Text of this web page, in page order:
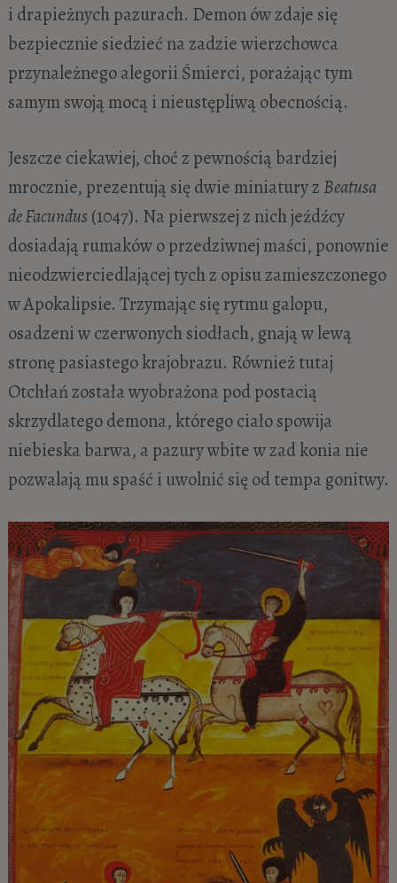
i drapieżnych pazurach. Demon ów zdaje się
bezpiecznie siedzieć na zadzie wierzchowca
przynależnego alegorii Śmierci, porażając tym
samym swoją mocą i nieustępliwą obecnością.
Jeszcze ciekawiej, choć z pewnością bardziej
mrocznie, prezentują się dwie miniatury z Beatusa
de Facundus(1047). Na pierwszej z nich jeźdźcy
dosiadają rumaków o przedziwnej maści, ponownie
nieodzwierciedlającej tych z opisu zamieszczonego
w Apokalipsie. Trzymając się rytmu galopu,
osadzeni w czerwonych siodłach, gnają w lewą
stronę pasiastego krajobrazu. Również tutaj
Otchłań została wyobrażona pod postacią
skrzydlatego demona, którego ciało spowija
niebieska barwa, a pazury wbite w zad konia nie
pozwalają mu spaść i uwolnić się od tempa gonitwy.